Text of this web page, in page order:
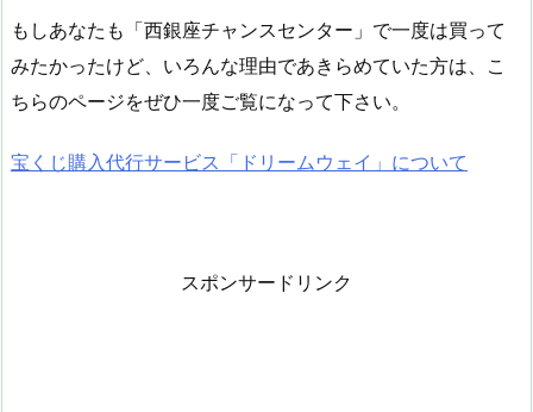
もしあなたも「西銀座チャンスセンター」で一度は買って
みたかったけど、いろんな理由であきらめていた方は、こ
ちらのページをぜひ一度ご覧になって下さい。
宝くじ購入代行サービス「ドリームウェイ」について
スポンサードリンク